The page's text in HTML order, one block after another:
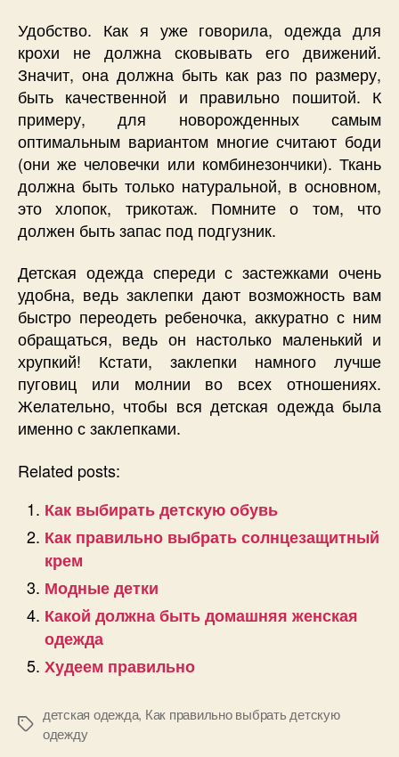
Удобство. Как я уже говорила, одежда для
крохи не должна сковывать его движений.
Значит, она должна быть как раз по размеру,
быть качественной и правильно пошитой. К
примеру, для новорожденных самым
оптимальным вариантом многие считают боди
(они же человечки или комбинезончики). Ткань
должна быть только натуральной, в основном,
это хлопок, трикотаж. Помните о том, что
должен быть запас под подгузник.
Детская одежда спереди с застежками очень
удобна, ведь заклепки дают возможность вам
быстро переодеть ребеночка, аккуратно с ним
обращаться, ведь он настолько маленький и
хрупкий! Кстати, заклепки намного лучше
пуговиц или молнии во всех отношениях.
Желательно, чтобы вся детская одежда была
именно с заклепками.
Related posts:
Как выбирать детскую обувь
Как правильно выбрать солнцезащитный
крем
Модные детки
Какой должна быть домашняя женская
одежда
Худеем правильно
Позначки
детская одежда, Как правильно выбрать детскую
одежду